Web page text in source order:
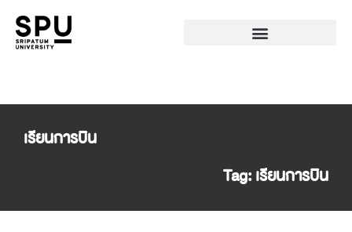
เรียนการบิน
Tag: เรียนการบิน